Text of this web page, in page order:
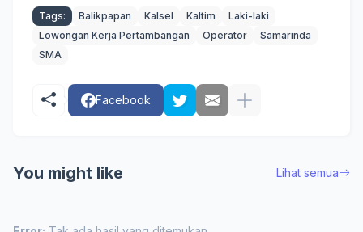
Tags: Balikpapan Kalsel Kaltim
Laki-laki
Lowongan Kerja Pertambangan
Operator
Samarinda
SMA
Facebook
You might like Lihat semua